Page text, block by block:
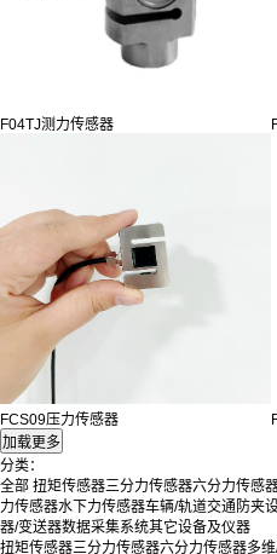
F04TJ测力传感器
FCS09压力传感器
分类：
全部 扭矩传感器三分力传感器六分力传感
力传感器水下力传感器车辆/轨道交通防夹
器/变送器数据采集系统其它设备及仪器
扭矩传感器三分力传感器六分力传感器多